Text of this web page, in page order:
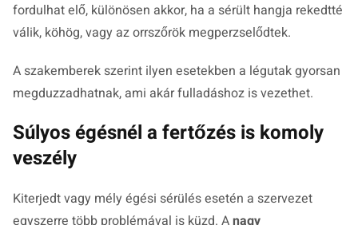
fordulhat elő, különösen akkor, ha a sérült hangja rekedtté
válik, köhög, vagy az orrszőrök megperzselődtek.
A szakemberek szerint ilyen esetekben a légutak gyorsan
megduzzadhatnak, ami akár fulladáshoz is vezethet.
Súlyos égésnél a fertőzés is komoly
veszély
Kiterjedt vagy mély égési sérülés esetén a szervezet